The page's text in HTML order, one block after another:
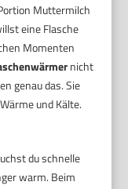
Muttermilch
eine Flasche
Momenten
nicht
genau das. Sie
und Kälte.
du schnelle
warm. Beim